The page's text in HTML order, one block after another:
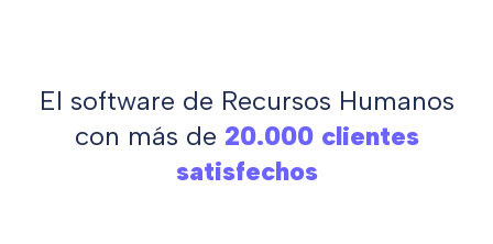
El software de Recursos Humanos
con más de 20.000 clientes
satisfechos